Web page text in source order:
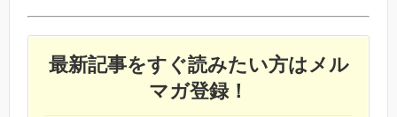
最新記事をすぐ読みたい方はメル
マガ登録！